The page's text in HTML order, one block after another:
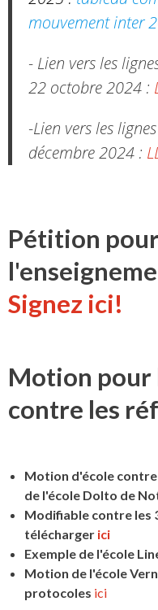
mouvement inter
- Lien vers les
22 octobre 2024 :
-Lien vers les
décembre 2024 :
Pétition
Signez ici!
Motion pour
contre les
Motion d'école
de l'école Dolto de
Modifiable contre les
télécharger ici
Exemple de l'école
Motion de l'école
protocoles ici